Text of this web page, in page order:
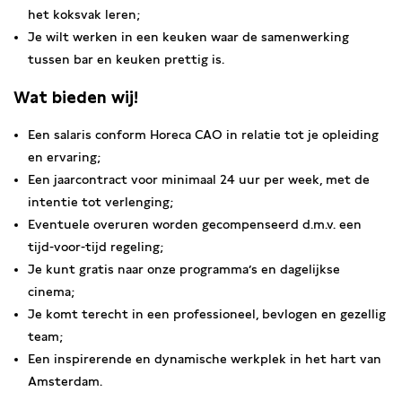
het koksvak leren;
Je wilt werken in een keuken waar de samenwerking
tussen bar en keuken prettig is.
Wat bieden wij!
Een salaris conform Horeca CAO in relatie tot je opleiding
en ervaring;
Een jaarcontract voor minimaal 24 uur per week, met de
intentie tot verlenging;
Eventuele overuren worden gecompenseerd d.m.v. een
tijd-voor-tijd regeling;
Je kunt gratis naar onze programma’s en dagelijkse
cinema;
Je komt terecht in een professioneel, bevlogen en gezellig
team;
Een inspirerende en dynamische werkplek in het hart van
Amsterdam.